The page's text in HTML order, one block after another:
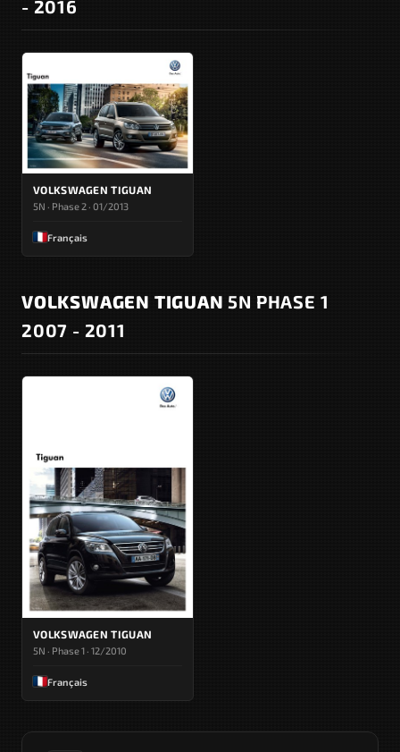
- 2016
VOLKSWAGEN TIGUAN
5N · Phase 2 · 01/2013
Français
VOLKSWAGEN TIGUAN 5N PHASE 1
2007 - 2011
VOLKSWAGEN TIGUAN
5N · Phase 1 · 12/2010
Français